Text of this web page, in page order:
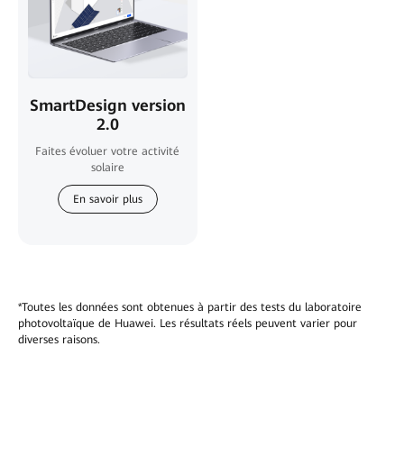
SmartDesign version
2.0
Faites évoluer votre activité
solaire
En savoir plus
*Toutes les données sont obtenues à partir des tests du laboratoire
photovoltaïque de Huawei. Les résultats réels peuvent varier pour
diverses raisons.